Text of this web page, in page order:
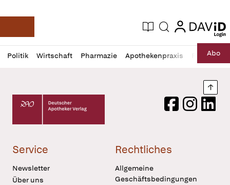
Deutsche Apotheker Zeitung
Aktuelle Ausgabe
Suche login
login
Politik Wirtschaft Pharmazie Apothekenpraxis RechtAbo
Profil
öffnen
Daz
Pur
Deutscher Apotheker Verlag Logo
FacebookInstagram
Service
Newsletter
Über uns
Rechtliches
Allgemeine
Geschäftsbedingungen